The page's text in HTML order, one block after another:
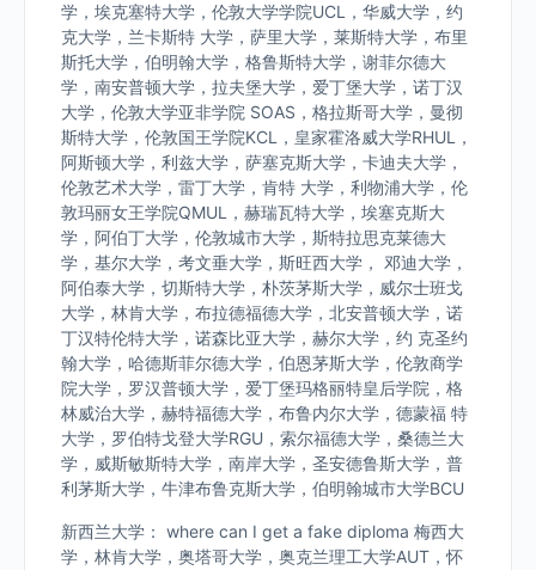
学，埃克塞特大学，伦敦大学学院UCL，华威大学，约
克大学，兰卡斯特 大学，萨里大学，莱斯特大学，布里
斯托大学，伯明翰大学，格鲁斯特大学，谢菲尔德大
学，南安普顿大学，拉夫堡大学，爱丁堡大学，诺丁汉
大学，伦敦大学亚非学院 SOAS，格拉斯哥大学，曼彻
斯特大学，伦敦国王学院KCL，皇家霍洛威大学RHUL，
阿斯顿大学，利兹大学，萨塞克斯大学，卡迪夫大学，
伦敦艺术大学，雷丁大学，肯特 大学，利物浦大学，伦
敦玛丽女王学院QMUL，赫瑞瓦特大学，埃塞克斯大
学，阿伯丁大学，伦敦城市大学，斯特拉思克莱德大
学，基尔大学，考文垂大学，斯旺西大学， 邓迪大学，
阿伯泰大学，切斯特大学，朴茨茅斯大学，威尔士班戈
大学，林肯大学，布拉德福德大学，北安普顿大学，诺
丁汉特伦特大学，诺森比亚大学，赫尔大学，约 克圣约
翰大学，哈德斯菲尔德大学，伯恩茅斯大学，伦敦商学
院大学，罗汉普顿大学，爱丁堡玛格丽特皇后学院，格
林威治大学，赫特福德大学，布鲁内尔大学，德蒙福 特
大学，罗伯特戈登大学RGU，索尔福德大学，桑德兰大
学，威斯敏斯特大学，南岸大学，圣安德鲁斯大学，普
利茅斯大学，牛津布鲁克斯大学，伯明翰城市大学BCU
新西兰大学： where can I get a fake diploma 梅西大
学，林肯大学，奥塔哥大学，奥克兰理工大学AUT，怀